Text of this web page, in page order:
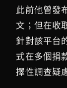
此前他曾發
文；但在收
針對該平台
式在多個捐
擇性調查疑